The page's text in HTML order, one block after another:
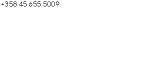
+358 45 655 5009